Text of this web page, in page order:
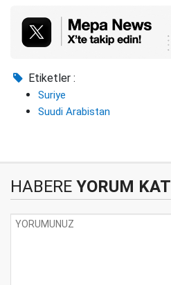
Etiketler :
Suriye
Suudi Arabistan
HABERE YORUM KAT